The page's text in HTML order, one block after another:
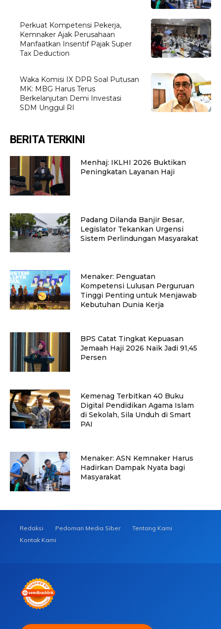
Perkuat Kompetensi Pekerja,
Kemnaker Ajak Perusahaan
Manfaatkan Insentif Pajak Super
Tax Deduction
Waka Komisi IX DPR Soal Putusan
MK: MBG Harus Terus
Berkelanjutan Demi Investasi
SDM Unggul RI
BERITA TERKINI
Menhaj: IKLHI 2026 Buktikan
Peningkatan Layanan Haji
Padang Dilanda Banjir Besar,
Legislator Tekankan Urgensi
Sistem Perlindungan Masyarakat
Menaker: Penguatan
Kompetensi Lulusan Perguruan
Tinggi Penting untuk Menjawab
Kebutuhan Dunia Kerja
BPS Catat Tingkat Kepuasan
Jemaah Haji 2026 Naik Jadi 91,45
Persen
Kemenag Terbitkan 40 Buku
Digital Pendidikan Agama Islam
di Sekolah, Sila Unduh di Smart
PAI
Menaker: ASN Kemnaker Harus
Hadirkan Dampak Nyata bagi
Masyarakat
Redaksi Pedoman Media Siber
Tentang Kami
Kontak Kami